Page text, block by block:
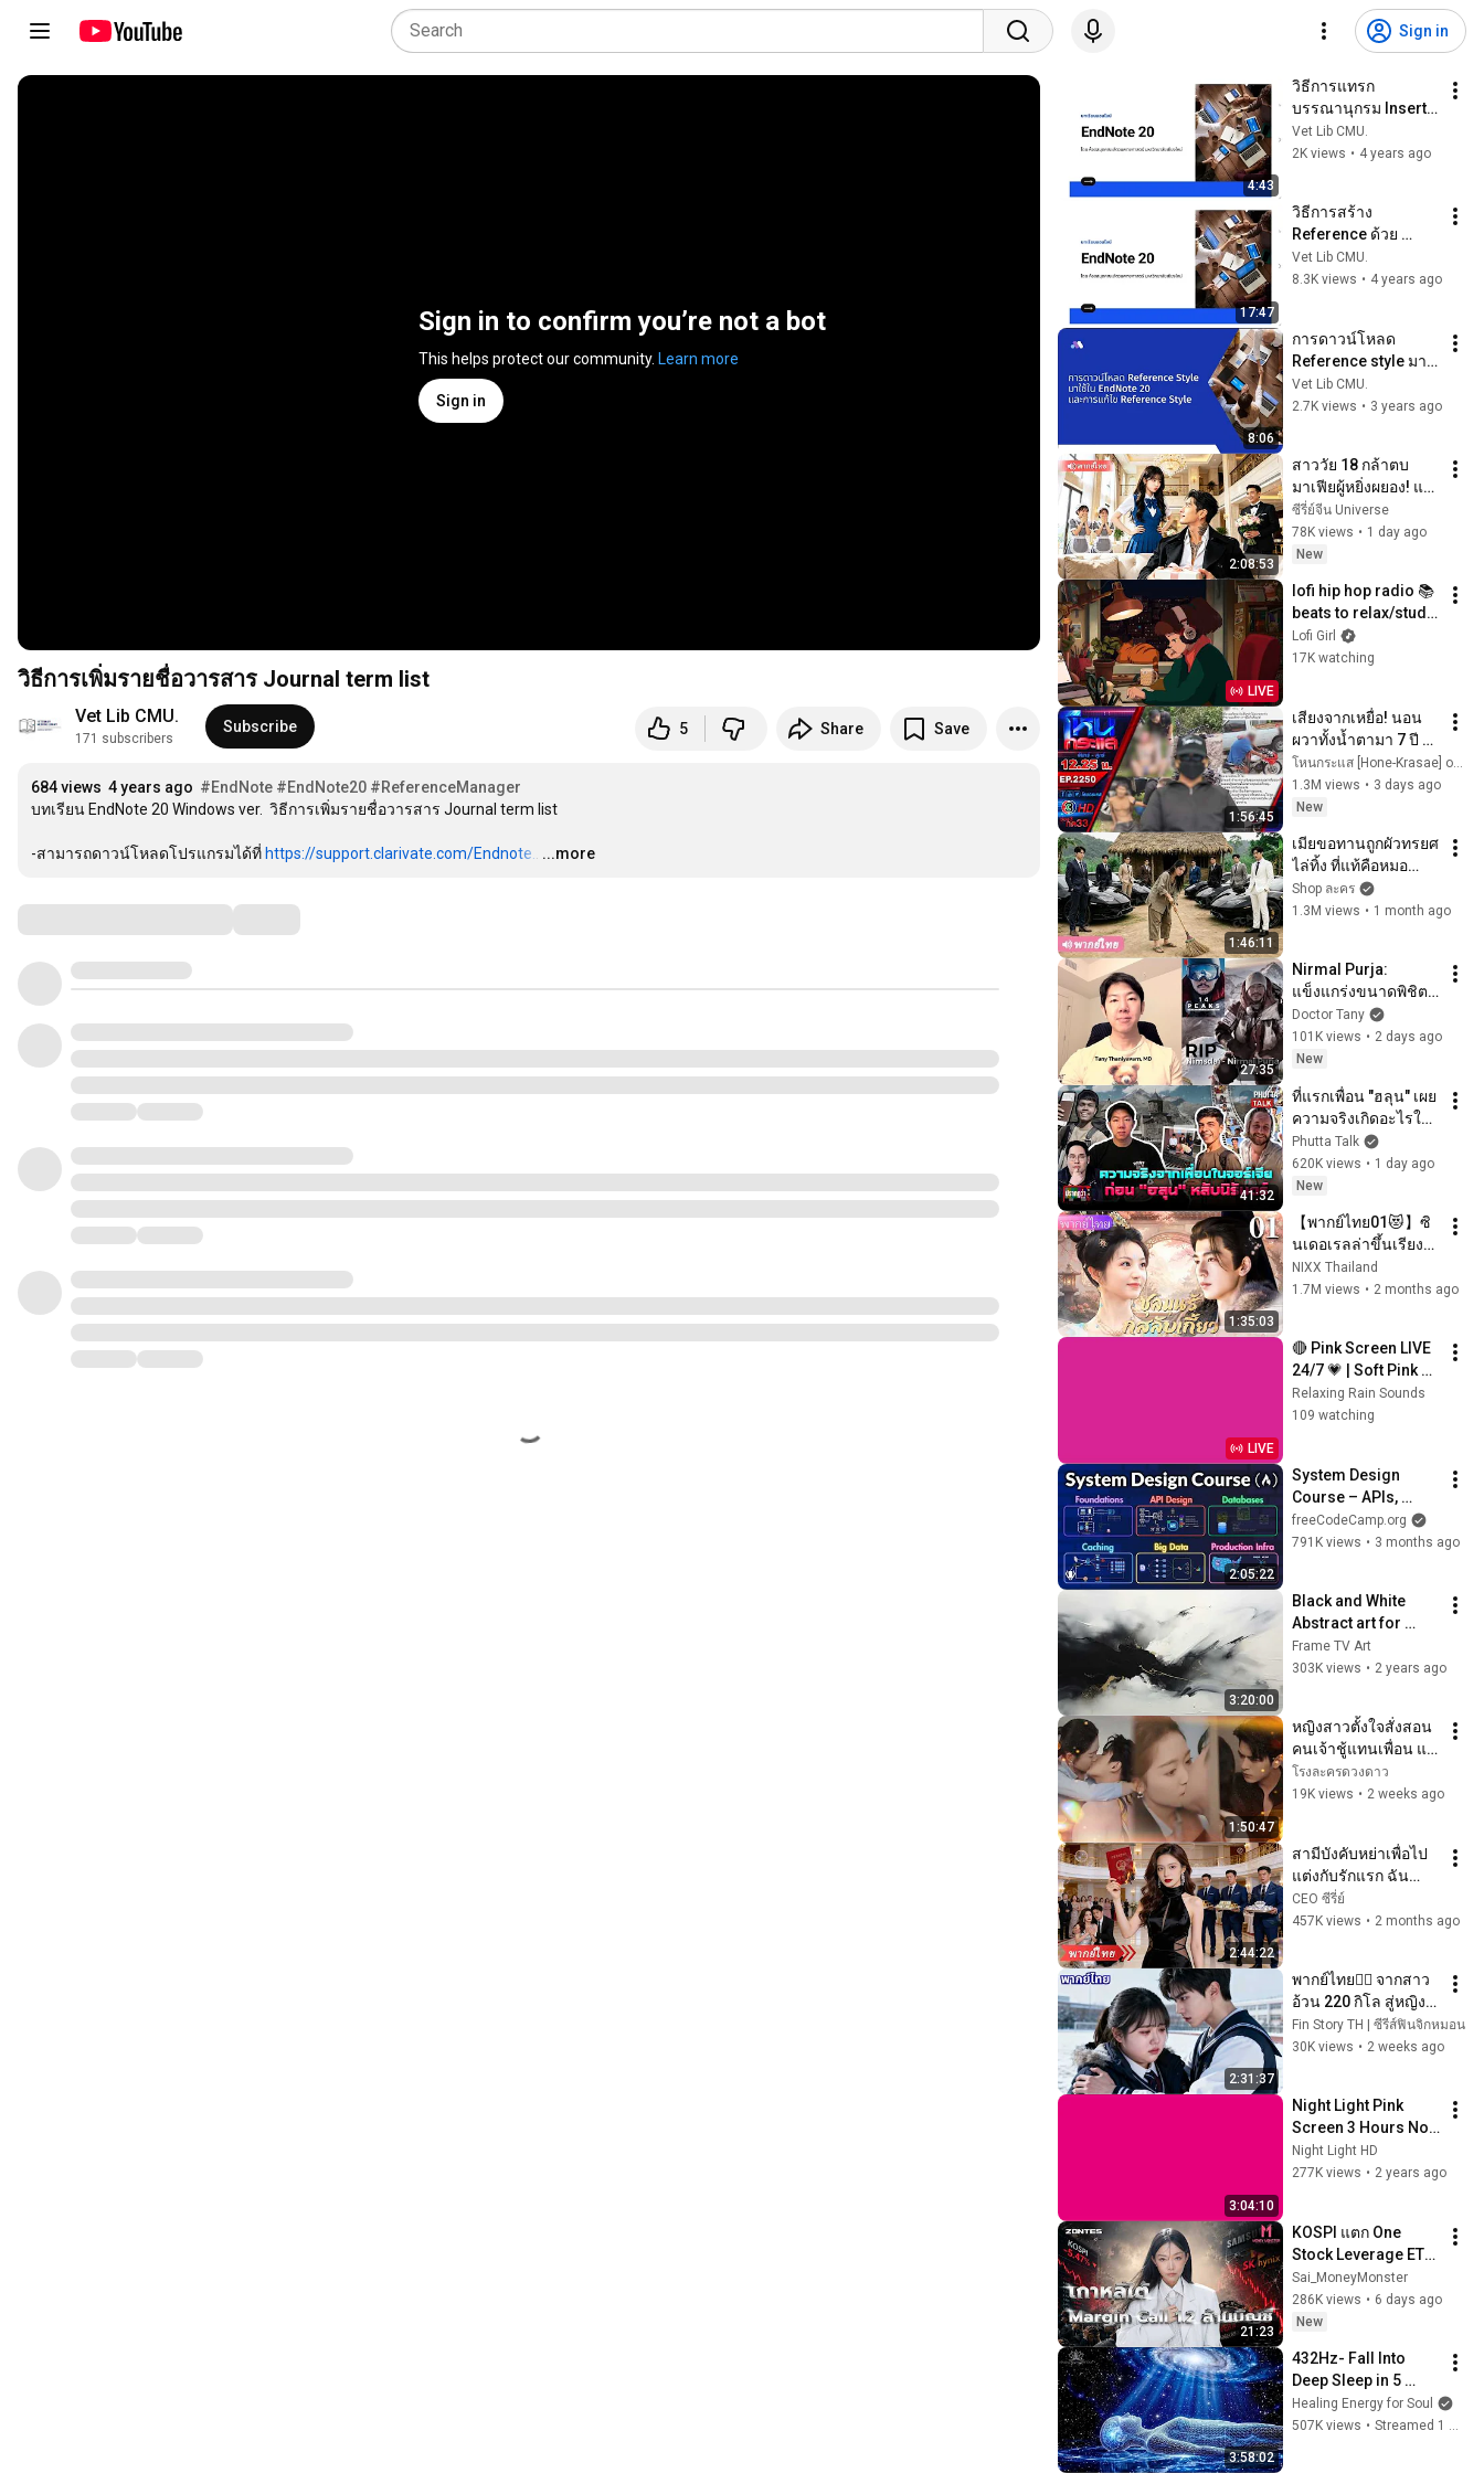
Sign in
Sign in to confirm you’re not a bot
This helps protect our community. Learn more
Sign in
วิธีการเพิ่มรายชื่อวารสาร Journal term list
Vet Lib CMU.
171 subscribers
Subscribe 5 Share Save
684 views 4 years ago #EndNote #EndNote20 #ReferenceManager
บทเรียน EndNote 20 Windows ver.  วิธีการเพิ่มรายชื่อวารสาร Journal term list
-สามารถดาวน์โหลดโปรแกรมได้ที่ https://support.clarivate.com/Endnote. …
...more
4:43
วิธีการแทรก
บรรณานุกรม Insert
Citation ใน Word
Vet Lib CMU.
2K views • 4 years ago
17:47
วิธีการสร้าง
Reference ด้วย
EndNote 20 (
Windows version )
Vet Lib CMU.
8.3K views • 4 years ago
8:06
การดาวน์โหลด
Reference style มา
ใช้ใน Endnote 20
และการแก้ไข
Vet Lib CMU.
2.7K views • 3 years ago
2:08:53
สาววัย 18 กล้าตบ
มาเฟียผู้หยิ่งผยอง! แต่
กลับทำให้เจ้าพ่อหลง
รักจนคลั่ง!
ซีรี่ย์จีน Universe
78K views • 1 day ago
New
LIVE
lofi hip hop radio 📚
beats to relax/study
to
Lofi Girl
17K watching
1:56:45
เสียงจากเหยื่อ! นอน
ผวาทั้งน้ำตามา 7 ปี
ขอศาลสั่งประหาร "ไอ้
ป๋อง" l EP.2250 l 3
ส.ค.69 l#โหนกระแส
โหนกระแส [Hone-Krasae] official
1.3M views • 3 days ago
New
1:46:11
เมียขอทานถูกผัวทรยศ
ไล่ทิ้ง ที่แท้คือหมอ
เทวดาเร้นกาย จนมหา
เศรษฐีรุมแย่งอยาก
Shop ละคร
1.3M views • 1 month ago
27:35
Nirmal Purja:
แข็งแกร่งขนาดพิชิต
14 ยอดเขาใน 6 เดือน
แต่สุดท้ายเสียชีวิตบน
ภูเขา
Doctor Tany
101K views • 2 days ago
New
41:32
ที่แรกเพื่อน "ฮลุน" เผย
ความจริงเกิดอะไรใน
จอร์เจีย "หมอแทน"
ช่วยนาชาตาลาสาน
ฝันl ปรากฏว่า l 5 ส.ค.
Phutta Talk
620K views • 1 day ago
New
1:35:03
【พากย์ไทย01😻】ซิ
นเดอเรลล่าขึ้นเรียง
ผิด พลันได้แต่งกับอ๋อง
ปีศาจ สุดท้ายเขากลับ
NIXX Thailand
1.7M views • 2 months ago
LIVE
🔴 Pink Screen LIVE
24/7 💗 | Soft Pink
Glow For Deep
Sleep & Relaxation |
Relaxing Rain Sounds
109 watching
2:05:22
System Design
Course – APIs,
Databases, Caching,
CDNs, Load
freeCodeCamp.org
791K views • 3 months ago
3:20:00
Black and White
Abstract art for
Frame TV | Smart TV
paintings |
Frame TV Art
303K views • 2 years ago
1:50:47
หญิงสาวตั้งใจสั่งสอน
คนเจ้าชู้แทนเพื่อน แต่
ดันไปด่าซีอีโอผู้
บริสุทธิ์ สุดท้ายกลับ
โรงละครดวงดาว
19K views • 2 weeks ago
2:44:22
สามีบังคับหย่าเพื่อไป
แต่งกับรักแรก ฉัน
ตัดใจจากไป ก่อนกลับ
มาในฐานะทายาท
CEO ซีรี่ย์
457K views • 2 months ago
2:31:37
พากย์ไทย❤️‍🔥 จากสาว
อ้วน 220 กิโล สู่หญิง
สาวสุดปัง! กลับมาเกิด
ใหม่ให้แฟนเก่าต้อง
Fin Story TH | ซีรีส์ฟินจิกหมอน
30K views • 2 weeks ago
3:04:10
Night Light Pink
Screen 3 Hours No
Ads #ledlights
#colors #pink
#led #asmr
Night Light HD
277K views • 2 years ago
21:23
KOSPI แตก One
Stock Leverage ETF:
ระเบิดเวลาล้างพอร์ต |
Money Monster
EP.363
Sai_MoneyMonster
286K views • 6 days ago
New
3:58:02
432Hz- Fall Into
Deep Sleep in 5
Minutes, Full Body
Detox, Remove All
Healing Energy for Soul
507K views • Streamed 1 month ago